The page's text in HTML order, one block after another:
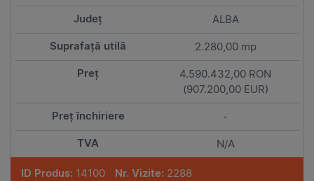
ALBA
2.280,00 mp
4.590.432,00 RON
(907.200,00 EUR)
-
N/A
ID Produs: 14100 Nr. Vizite: 2288